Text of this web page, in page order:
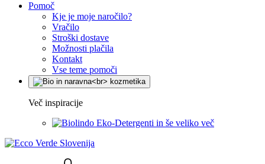
Pomoč
Kje je moje naročilo?
Vračilo
Stroški dostave
Možnosti plačila
Kontakt
Vse teme pomoči
Več inspiracije
Eko-Detergenti in še veliko več